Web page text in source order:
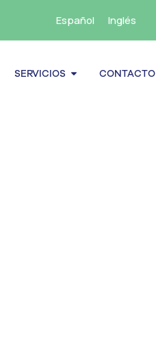
Español Inglés
Mantenimiento
SERVICIOS Abrir Servicios
CONTACTO